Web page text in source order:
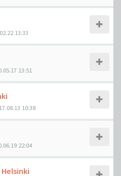
13:33
13:51
17.08.13 10:38
22:04